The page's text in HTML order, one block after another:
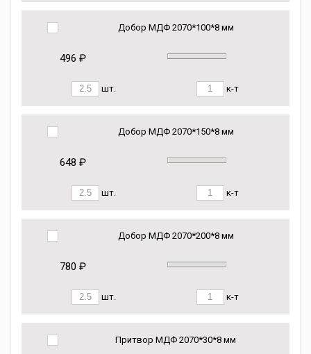
Добор МДФ 2070*100*8 мм
496 ₽
шт. к-т
Добор МДФ 2070*150*8 мм
648 ₽
шт. к-т
Добор МДФ 2070*200*8 мм
780 ₽
шт. к-т
Притвор МДФ 2070*30*8 мм